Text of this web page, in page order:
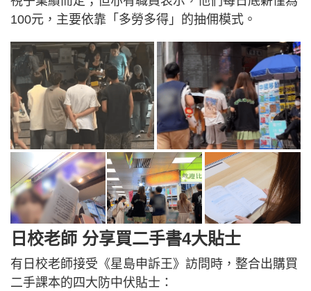
100元，主要依靠「多勞多得」的抽佣模式。
日校老師 分享買二手書4大貼士
有日校老師接受《星島申訴王》訪問時，整合出購買
二手課本的四大防中伏貼士：